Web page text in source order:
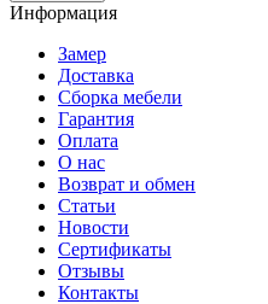
Информация
Замер
Доставка
Сборка мебели
Гарантия
Оплата
О нас
Возврат и обмен
Статьи
Новости
Сертификаты
Отзывы
Контакты